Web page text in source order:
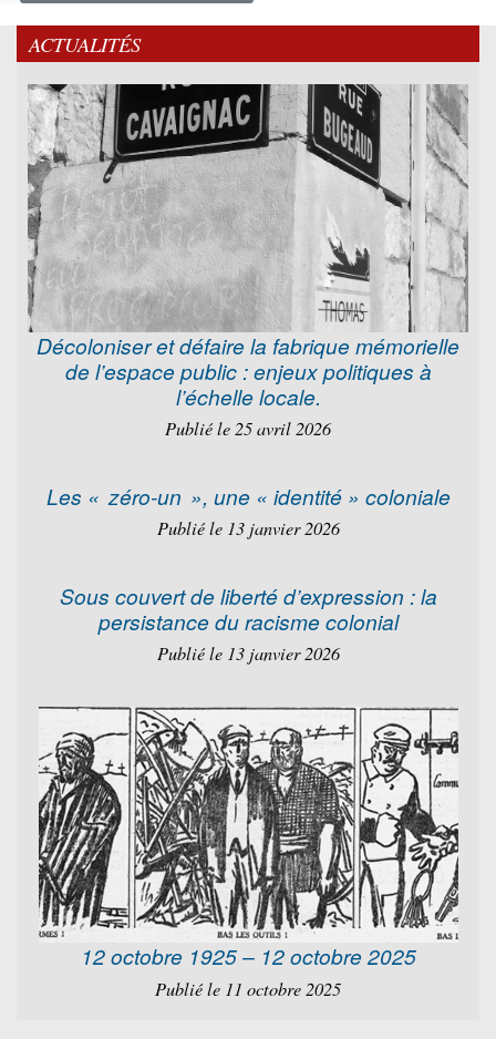
ACTUALITÉS
Décoloniser et défaire la fabrique mémorielle
de l’espace public : enjeux politiques à
l’échelle locale.
Publié le 25 avril 2026
Les « zéro-un », une « identité » coloniale
Publié le 13 janvier 2026
Sous couvert de liberté d’expression : la
persistance du racisme colonial
Publié le 13 janvier 2026
12 octobre 1925 – 12 octobre 2025
Publié le 11 octobre 2025